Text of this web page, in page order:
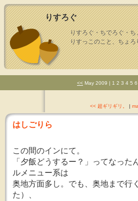
りすろぐ
りすろぐ・ちでろぐ・ち
りすっこのこと、ちょ
<< May 2009 | 1 2 3 4 5
<< 超ギリギリ。 |
はしごりら
この間のインにて。
「夕飯どうするー？」ってなっ
ルメニュー系は
奥地方面多し。でも、奥地まで行
た）、